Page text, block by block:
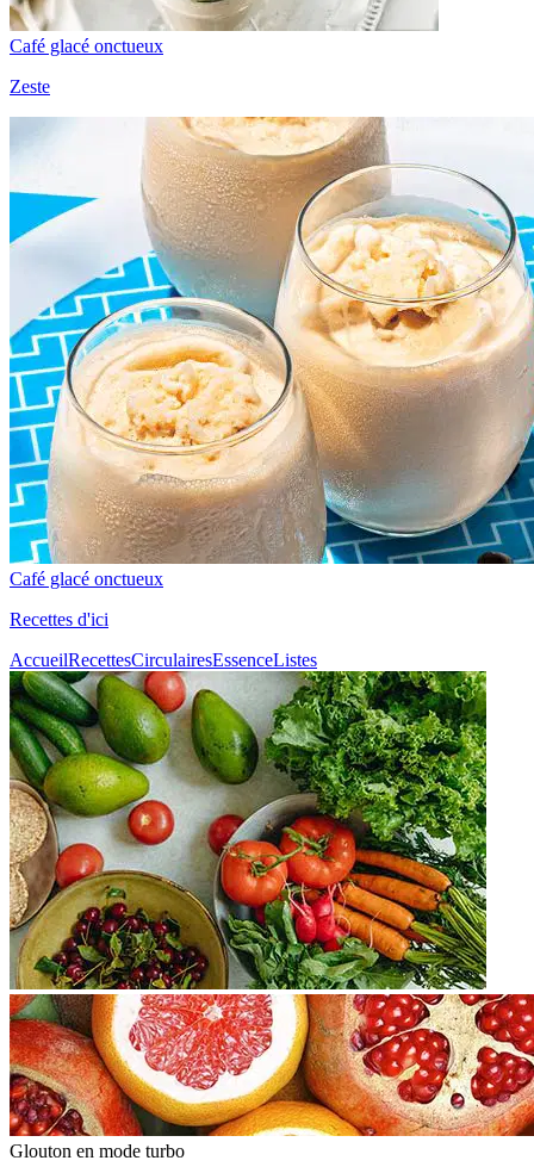
Café glacé onctueux
Zeste
Café glacé onctueux
Recettes d'ici
AccueilRecettesCirculairesEssenceListes
Glouton en mode turbo